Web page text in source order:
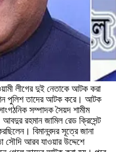
লীগের দুই নেতাকে আটক করা
পুলিশ তাদের আটক করে। আটক
সম্পাদক সৈয়দ শামীম
রহমান জামিল রেড ক্রিসেন্ট
বিমানবন্দর সূত্রে জানা
সৌদি আরব যাওয়ার উদ্দেশে